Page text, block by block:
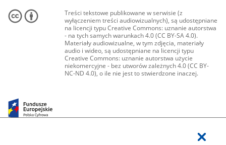
Treści tekstowe publikowane w serwisie (z
wyłączeniem treści audiowizualnych), są udostępniane
na licencji typu Creative Commons: uznanie autorstwa
- na tych samych warunkach 4.0 (CC BY-SA 4.0).
Materiały audiowizualne, w tym zdjęcia, materiały
audio i wideo, są udostępniane na licencji typu
Creative Commons: uznanie autorstwa użycie
niekomercyjne - bez utworów zależnych 4.0 (CC BY-
NC-ND 4.0), o ile nie jest to stwierdzone inaczej.